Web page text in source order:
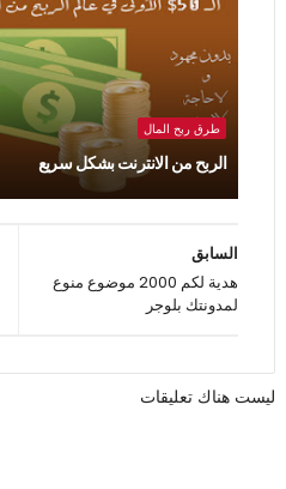
طرق ربح المال
الربح من الانترنت بشكل سريع
السابق
هدية لكم 2000 موضوع منوع
لمدونتك بلوجر
ليست هناك تعليقات